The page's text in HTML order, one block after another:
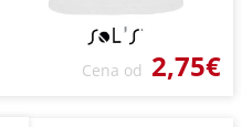
Cena od 2,75€